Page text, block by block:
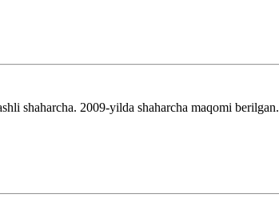
shaharcha. 2009-yilda shaharcha maqomi berilgan.